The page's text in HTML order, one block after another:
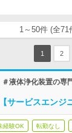
1～50件 (全71
1 2
液体浄化装置の専
サービスエンジ
経験OK 転勤なし